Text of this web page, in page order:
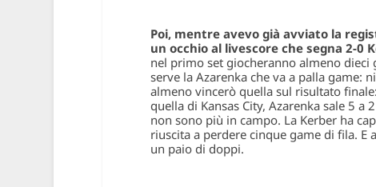
Poi, mentre avevo già avviato la
un occhio al livescore che segna 2-0
nel primo set giocheranno almeno
serve la Azarenka che va a palla game:
almeno vincerò quella sul risultato
quella di Kansas City, Azarenka sale 5 a
non sono più in campo. La Kerber ha
riuscita a perdere cinque game di fila. E
un paio di doppi.